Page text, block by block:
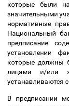
которые были
значительными
нормативные
Национальный
предписание
установлении
которые должны
лицами и/или
устанавливаются
В предписании